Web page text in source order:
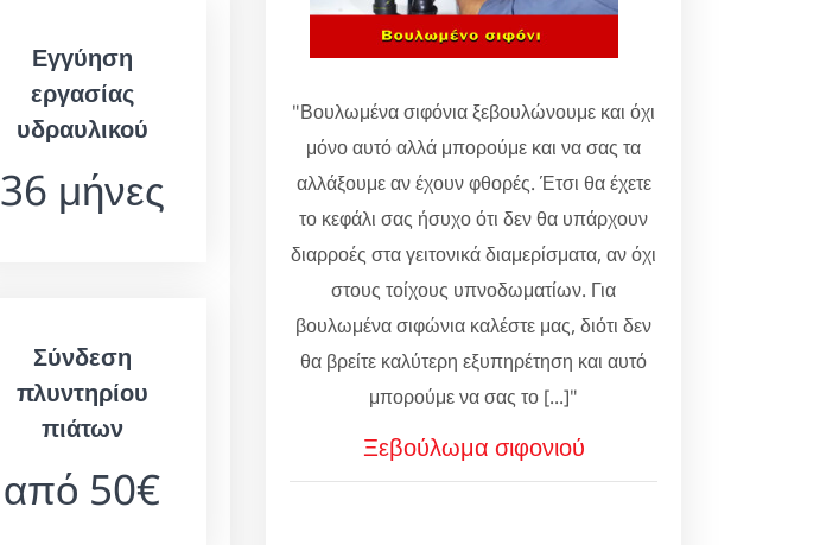
Εγγύηση
εργασίας
υδραυλικού
36 μήνες
Σύνδεση
πλυντηρίου
πιάτων
από 50€
"Βουλωμένα σιφόνια ξεβουλώνουμε και όχι
μόνο αυτό αλλά μπορούμε και να σας τα
αλλάξουμε αν έχουν φθορές. Έτσι θα έχετε
το κεφάλι σας ήσυχο ότι δεν θα υπάρχουν
διαρροές στα γειτονικά διαμερίσματα, αν όχι
στους τοίχους υπνοδωματίων. Για
βουλωμένα σιφώνια καλέστε μας, διότι δεν
θα βρείτε καλύτερη εξυπηρέτηση και αυτό
μπορούμε να σας το [...]"
Ξεβούλωμα σιφονιού